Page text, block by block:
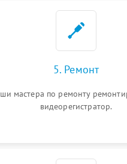
5. Ремонт
мастера по ремонту
видеорегистратор.